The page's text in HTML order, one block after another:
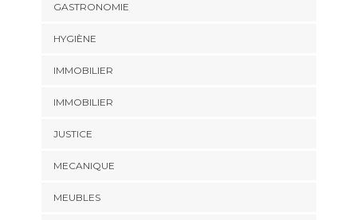
GASTRONOMIE
HYGIÈNE
IMMOBILIER
IMMOBILIER
JUSTICE
MECANIQUE
MEUBLES